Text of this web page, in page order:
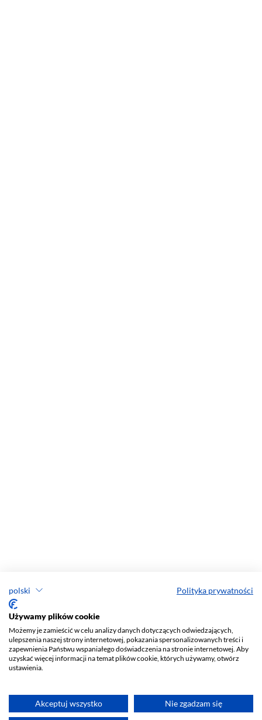
polski Polityka prywatności
Używamy plików cookie
Możemy je zamieścić w celu analizy danych dotyczących odwiedzających,
ulepszenia naszej strony internetowej, pokazania spersonalizowanych treści i
zapewnienia Państwu wspaniałego doświadczenia na stronie internetowej. Aby
uzyskać więcej informacji na temat plików cookie, których używamy, otwórz
ustawienia.
Akceptuj wszystko Nie zgadzam się